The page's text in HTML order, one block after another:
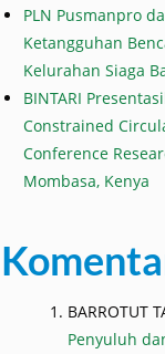
PLN Pusmanpro
Ketangguhan
Kelurahan Siaga
BINTARI
Constrained
Conference
Mombasa, Kenya
BARROTUT
Penyuluh